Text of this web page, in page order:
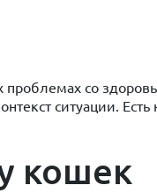
со
ситуации. Есть
кошек